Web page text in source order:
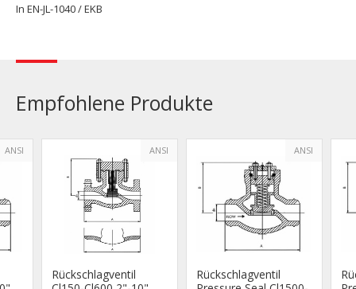
In EN-JL-1040 / EKB
Empfohlene Produkte
ANSI ANSI
Rückschlagventil
ANSI
Rückschlagventil